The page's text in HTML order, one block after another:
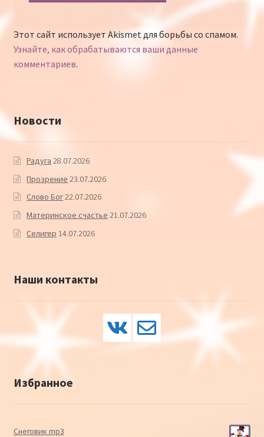
Этот сайт использует Akismet для борьбы со спамом.
Узнайте, как обрабатываются ваши данные
комментариев.
Новости
Радуга 28.07.2026
Прозрение 23.07.2026
Слово Бог22.07.2026
Материнское счастье 21.07.2026
Селигер 14.07.2026
Наши контакты
Избранное
Снеговик mp3